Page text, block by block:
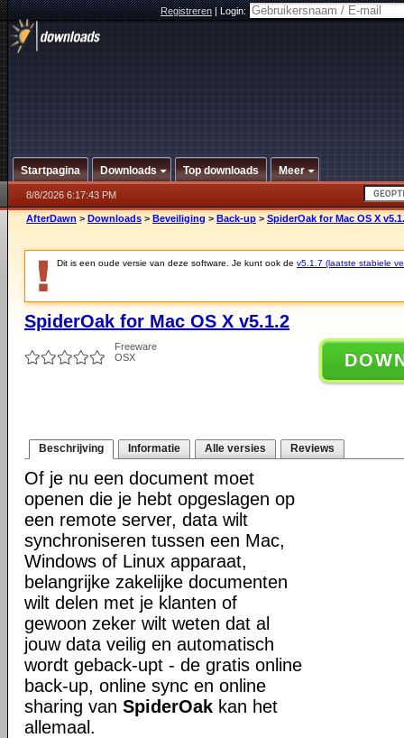
Registreren|Login:
Startpagina Downloads Top downloads Meer
8/8/2026 6:17:43 PM
AfterDawn > Downloads > Beveiliging > Back-up > SpiderOak for Mac OS X
Dit is een oude versie van deze software. Je kunt ook de v5.1.7 (laatste stabiele
SpiderOak for Mac OS X v5.1.2
Freeware
OSX
Beschrijving Informatie Alle versies Reviews
Of je nu een document moet
openen die je hebt opgeslagen op
een remote server, data wilt
synchroniseren tussen een Mac,
Windows of Linux apparaat,
belangrijke zakelijke documenten
wilt delen met je klanten of
gewoon zeker wilt weten dat al
jouw data veilig en automatisch
wordt geback-upt - de gratis online
back-up, online sync en online
sharing van SpiderOak kan het
allemaal.